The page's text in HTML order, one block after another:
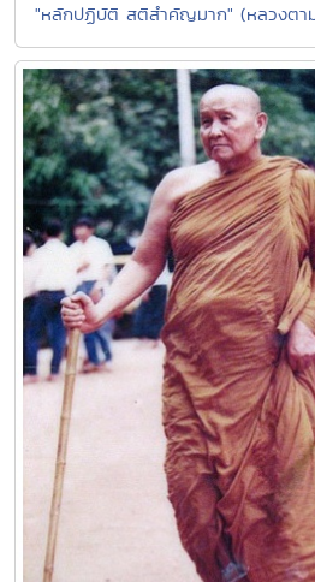
"หลักปฏิบัติ สติสำคัญมาก" (หลวงต